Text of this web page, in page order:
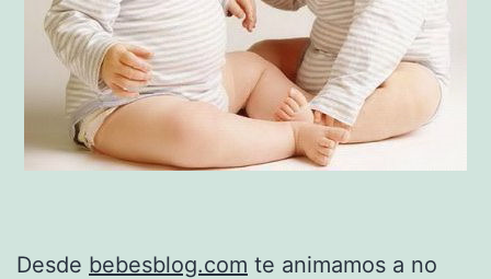
Desde bebesblog.com te animamos a no